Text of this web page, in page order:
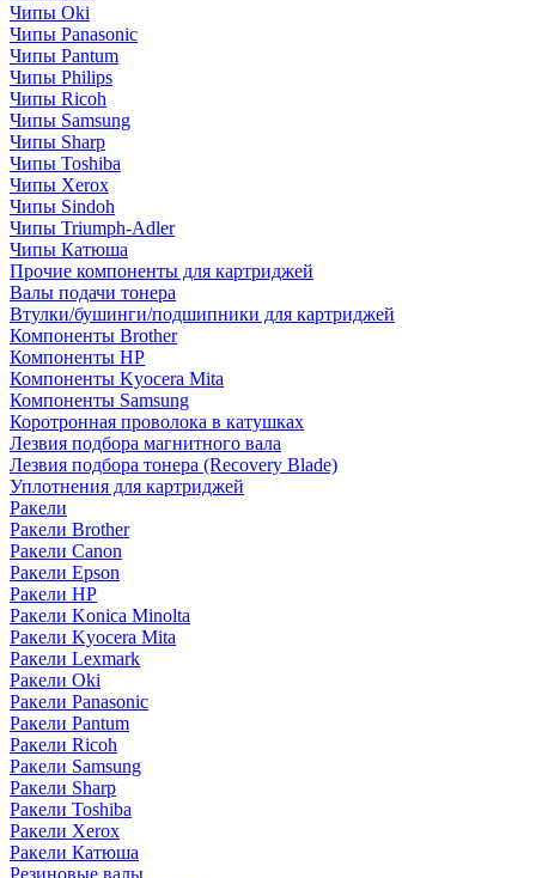
Чипы Oki
Чипы Panasonic
Чипы Pantum
Чипы Philips
Чипы Ricoh
Чипы Samsung
Чипы Sharp
Чипы Toshiba
Чипы Xerox
Чипы Sindoh
Чипы Triumph-Adler
Чипы Катюша
Прочие компоненты для картриджей
Валы подачи тонера
Втулки/бушинги/подшипники для картриджей
Компоненты Brother
Компоненты HP
Компоненты Kyocera Mita
Компоненты Samsung
Коротронная проволока в катушках
Лезвия подбора магнитного вала
Лезвия подбора тонера (Recovery Blade)
Уплотнения для картриджей
Ракели
Ракели Brother
Ракели Canon
Ракели Epson
Ракели HP
Ракели Konica Minolta
Ракели Kyocera Mita
Ракели Lexmark
Ракели Oki
Ракели Panasonic
Ракели Pantum
Ракели Ricoh
Ракели Samsung
Ракели Sharp
Ракели Toshiba
Ракели Xerox
Ракели Катюша
Резиновые валы